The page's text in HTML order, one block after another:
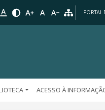
PORTAL
ACESSO À